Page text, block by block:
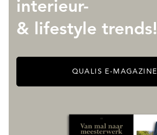
interieur-
& lifestyle trends!
QUALIS E-MAGAZINE